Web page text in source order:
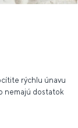
rýchlu únavu
nemajú dostatok